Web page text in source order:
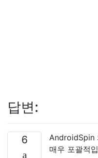
답변:
6 AndroidSpin
매우 포괄적